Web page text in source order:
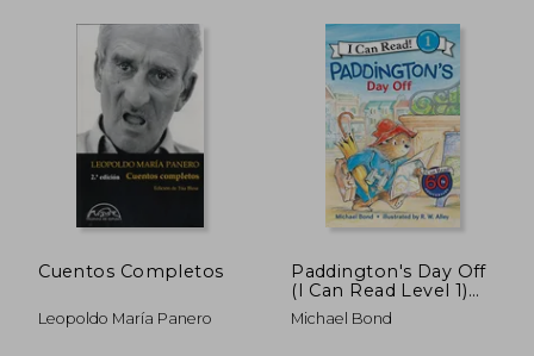
Cuentos Completos
Leopoldo María Panero
Paddington's Day Off
(I Can Read Level 1)
(en Inglés)
Michael Bond